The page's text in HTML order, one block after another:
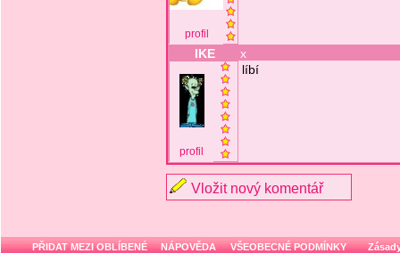
profil
IKE x
profil
líbí
Vložit nový komentář
PŘIDAT MEZI OBLÍBENÉ NÁPOVĚDA VŠEOBECNÉ PODMÍNKY